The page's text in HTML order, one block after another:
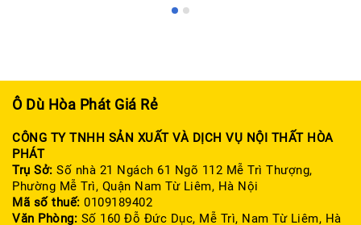
Ô Dù Hòa Phát Giá Rẻ
CÔNG TY TNHH SẢN XUẤT VÀ DỊCH VỤ NỘI THẤT HÒA
PHÁT
Trụ Sở: Số nhà 21 Ngách 61 Ngõ 112 Mễ Trì Thượng,
Phường Mễ Trì, Quận Nam Từ Liêm, Hà Nội
Mã số thuế: 0109189402
Văn Phòng: Số 160 Đỗ Đức Dục, Mễ Trì, Nam Từ Liêm, Hà